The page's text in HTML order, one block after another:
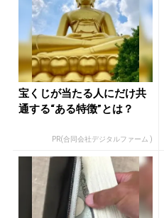
宝くじが当たる人にだけ共
通する“ある特徴”とは？
PR(合同会社デジタルファーム )